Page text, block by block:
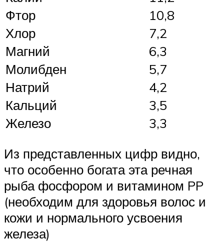
Фтор
10,8
Хлор
7,2
Магний
6,3
Молибден
5,7
Натрий
4,2
Кальций
3,5
Железо
3,3
Из представленных цифр видно,
что особенно богата эта речная
рыба фосфором и витамином PP
(необходим для здоровья волос и
кожи и нормального усвоения
железа)